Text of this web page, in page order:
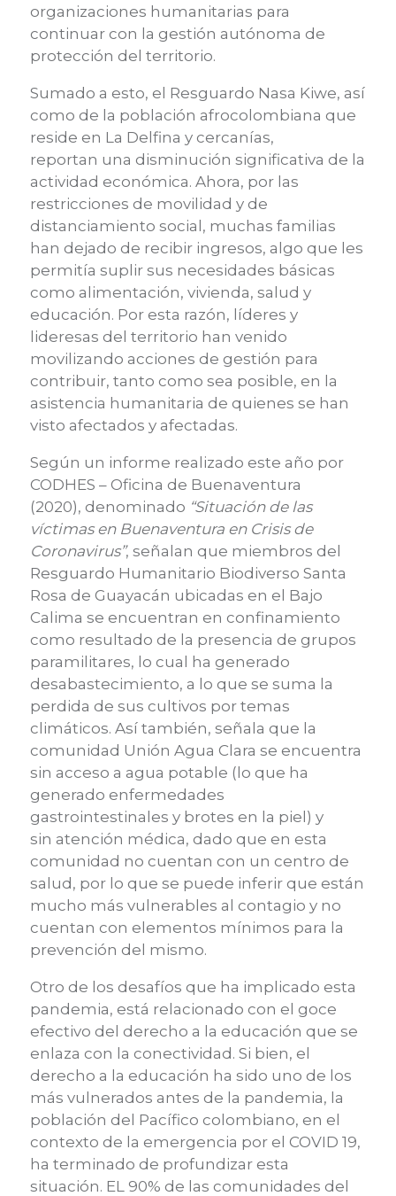
organizaciones humanitarias para
continuar con la gestión autónoma de
protección del territorio.
Sumado a esto, el Resguardo Nasa Kiwe, así
como de la población afrocolombiana que
reside en La Delfina y cercanías,
reportan una disminución significativa de la
actividad económica. Ahora, por las
restricciones de movilidad y de
distanciamiento social, muchas familias
han dejado de recibir ingresos, algo que les
permitía suplir sus necesidades básicas
como alimentación, vivienda, salud y
educación. Por esta razón, líderes y
lideresas del territorio han venido
movilizando acciones de gestión para
contribuir, tanto como sea posible, en la
asistencia humanitaria de quienes se han
visto afectados y afectadas.
Según un informe realizado este año por
CODHES – Oficina de Buenaventura
(2020), denominado “Situación de las
víctimas en Buenaventura en Crisis de
Coronavirus”, señalan que miembros del
Resguardo Humanitario Biodiverso Santa
Rosa de Guayacán ubicadas en el Bajo
Calima se encuentran en confinamiento
como resultado de la presencia de grupos
paramilitares, lo cual ha generado
desabastecimiento, a lo que se suma la
perdida de sus cultivos por temas
climáticos. Así también, señala que la
comunidad Unión Agua Clara se encuentra
sin acceso a agua potable (lo que ha
generado enfermedades
gastrointestinales y brotes en la piel) y
sin atención médica, dado que en esta
comunidad no cuentan con un centro de
salud, por lo que se puede inferir que están
mucho más vulnerables al contagio y no
cuentan con elementos mínimos para la
prevención del mismo.
Otro de los desafíos que ha implicado esta
pandemia, está relacionado con el goce
efectivo del derecho a la educación que se
enlaza con la conectividad. Si bien, el
derecho a la educación ha sido uno de los
más vulnerados antes de la pandemia, la
población del Pacífico colombiano, en el
contexto de la emergencia por el COVID 19,
ha terminado de profundizar esta
situación. EL 90% de las comunidades del